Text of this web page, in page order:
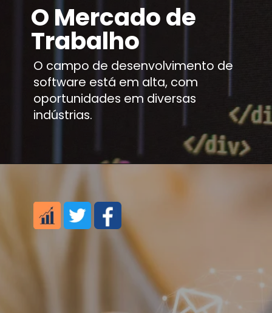
O Mercado de
Trabalho
O campo de desenvolvimento de
software está em alta, com
oportunidades em diversas
indústrias.